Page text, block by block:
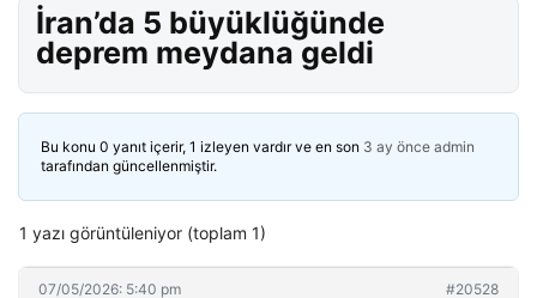
İran’da 5 büyüklüğünde
deprem meydana geldi
Bu konu 0 yanıt içerir, 1 izleyen vardır ve en son 3 ay önce admin
tarafından güncellenmiştir.
1 yazı görüntüleniyor (toplam 1)
07/05/2026: 5:40 pm #20528